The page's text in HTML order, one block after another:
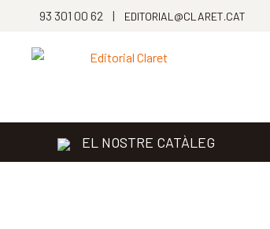
93 301 00 62 | EDITORIAL@CLARET.CAT
EL NOSTRE CATÀLEG